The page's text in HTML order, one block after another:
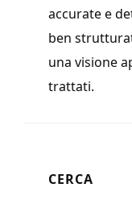
accurate e
ben
una visione
trattati.
Primary
CERCA